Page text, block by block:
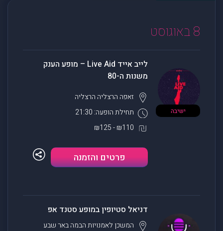
8 באוגוסט
ישיבה
לייב אייד Live Aid – מופע הענק
משנות ה-80
תחילת הופעה: 21:30
זאפה הרצליה הרצליה
₪110 - ₪125
פרטים והזמנה
דניאל סטיופין במופע סטנד אפ
המשכן לאמנויות הבמהבאר שבע